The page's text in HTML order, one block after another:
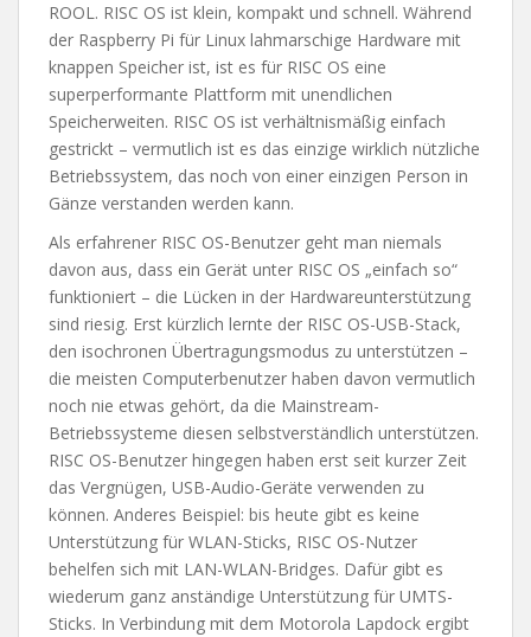
ROOL. RISC OS ist klein, kompakt und schnell. Während
der Raspberry Pi für Linux lahmarschige Hardware mit
knappen Speicher ist, ist es für RISC OS eine
superperformante Plattform mit unendlichen
Speicherweiten. RISC OS ist verhältnismäßig einfach
gestrickt – vermutlich ist es das einzige wirklich nützliche
Betriebssystem, das noch von einer einzigen Person in
Gänze verstanden werden kann.
Als erfahrener RISC OS-Benutzer geht man niemals
davon aus, dass ein Gerät unter RISC OS „einfach so“
funktioniert – die Lücken in der Hardwareunterstützung
sind riesig. Erst kürzlich lernte der RISC OS-USB-Stack,
den isochronen Übertragungsmodus zu unterstützen –
die meisten Computerbenutzer haben davon vermutlich
noch nie etwas gehört, da die Mainstream-
Betriebssysteme diesen selbstverständlich unterstützen.
RISC OS-Benutzer hingegen haben erst seit kurzer Zeit
das Vergnügen, USB-Audio-Geräte verwenden zu
können. Anderes Beispiel: bis heute gibt es keine
Unterstützung für WLAN-Sticks, RISC OS-Nutzer
behelfen sich mit LAN-WLAN-Bridges. Dafür gibt es
wiederum ganz anständige Unterstützung für UMTS-
Sticks. In Verbindung mit dem Motorola Lapdock ergibt